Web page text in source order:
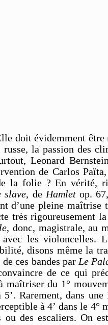
doit évidemment être
la passion des
Leonard
de Carlos
la folie ? En vérité,
slave, de Hamletop.
d’une pleine maîtrise
très rigoureusement
, donc, magistrale, au
les violoncelles.
disons même la
ces bandes par Le
de ce qui
du 1°
Rarement, dans
à 4’ dans le 4°
des escaliers. On